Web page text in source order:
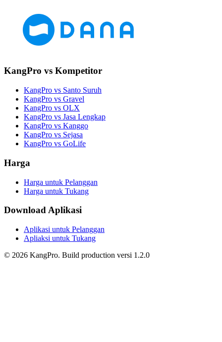
KangPro vs Kompetitor
KangPro vs Santo Suruh
KangPro vs Gravel
KangPro vs OLX
KangPro vs Jasa Lengkap
KangPro vs Kanggo
KangPro vs Sejasa
KangPro vs GoLife
Harga
Harga untuk Pelanggan
Harga untuk Tukang
Download Aplikasi
Aplikasi untuk Pelanggan
Apliaksi untuk Tukang
© 2026 KangPro. Build production versi 1.2.0